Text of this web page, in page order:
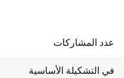
عدد المشاركات
في التشكيلة الأساسية